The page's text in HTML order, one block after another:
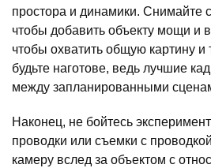
простора и динамики. Снимайте с
чтобы добавить объекту мощи и
чтобы охватить общую картину и
будьте наготове, ведь лучшие
между запланированными
Наконец, не бойтесь
проводки или съемки с
камеру вслед за объектом с